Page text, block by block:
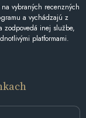
vybraných recenzných
a vychádzajú z
zodpovedá inej službe,
platformami.